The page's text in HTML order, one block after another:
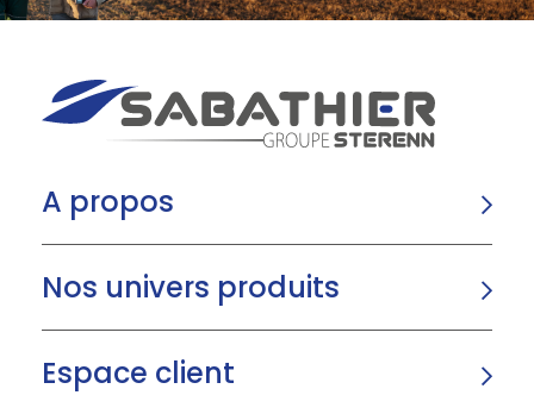
A propos
Nos univers produits
Espace client